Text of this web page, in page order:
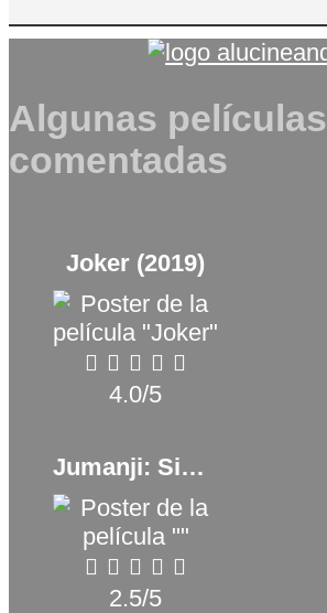
Algunas películas
comentadas
Joker (2019)
4.0/5
Jumanji: Siguiente nivel (2019)
2.5/5